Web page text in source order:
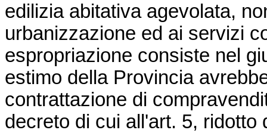
edilizia abitativa agevolata,
urbanizzazione ed ai servizi
espropriazione consiste nel
estimo della Provincia
contrattazione di
decreto di cui all'art. 5,